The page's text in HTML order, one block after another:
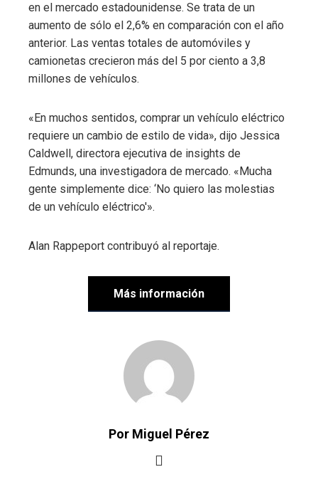
en el mercado estadounidense. Se trata de un
aumento de sólo el 2,6% en comparación con el año
anterior. Las ventas totales de automóviles y
camionetas crecieron más del 5 por ciento a 3,8
millones de vehículos.
«En muchos sentidos, comprar un vehículo eléctrico
requiere un cambio de estilo de vida», dijo Jessica
Caldwell, directora ejecutiva de insights de
Edmunds, una investigadora de mercado. «Mucha
gente simplemente dice: ‘No quiero las molestias
de un vehículo eléctrico'».
Alan Rappeport contribuyó al reportaje.
Más información
Por Miguel Pérez